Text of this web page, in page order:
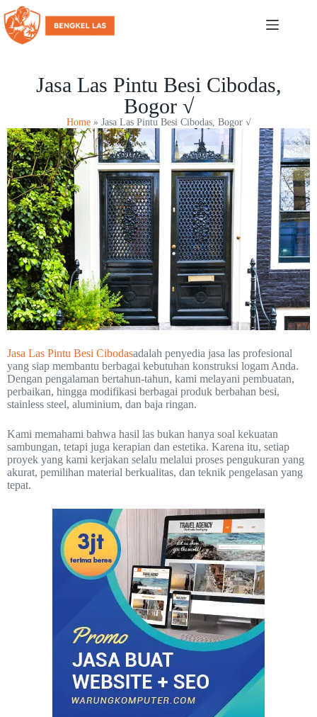
Jasa Las Pintu Besi Cibodas,
Bogor √
Home» Jasa Las Pintu Besi Cibodas, Bogor √
Jasa Las Pintu Besi Cibodasadalah penyedia jasa las profesional
yang siap membantu berbagai kebutuhan konstruksi logam Anda.
Dengan pengalaman bertahun-tahun, kami melayani pembuatan,
perbaikan, hingga modifikasi berbagai produk berbahan besi,
stainless steel, aluminium, dan baja ringan.
Kami memahami bahwa hasil las bukan hanya soal kekuatan
sambungan, tetapi juga kerapian dan estetika. Karena itu, setiap
proyek yang kami kerjakan selalu melalui proses pengukuran yang
akurat, pemilihan material berkualitas, dan teknik pengelasan yang
tepat.